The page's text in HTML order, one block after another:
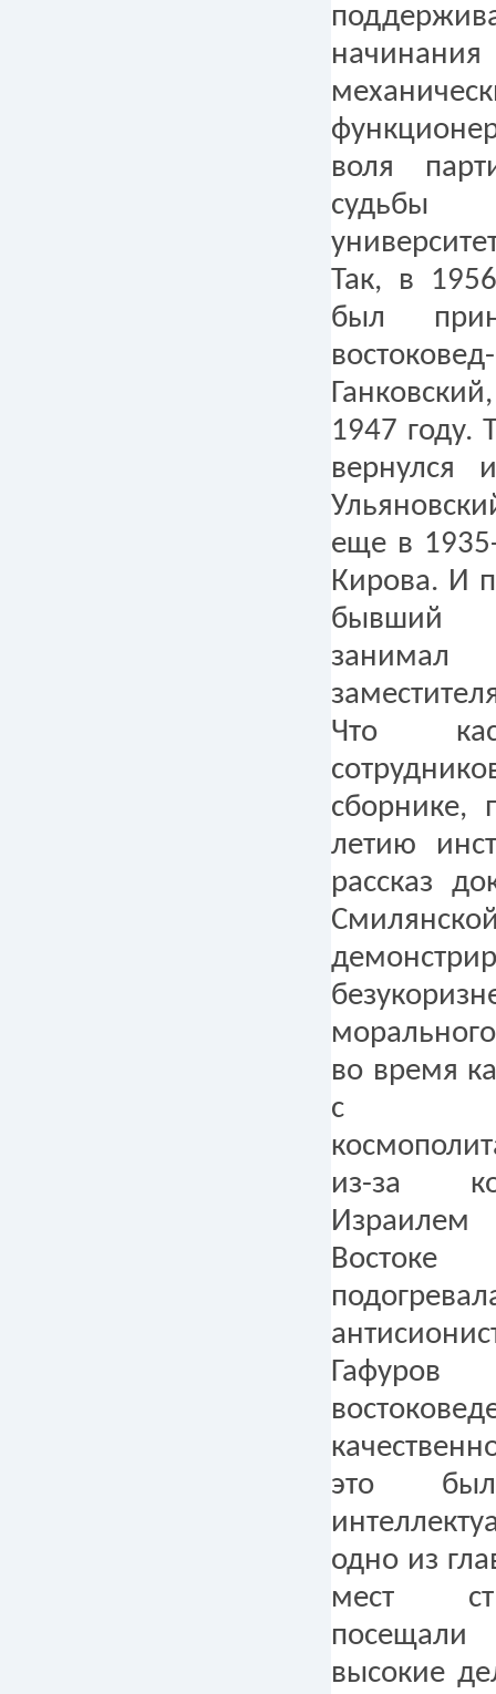
воля
судьбы
Так, в
был
1947 году.
вернулся
еще в
Кирова. И
бывший
Что
сборнике,
летию
рассказ
во время
с
из-за
Гафуров
это
одно из
мест
высокие